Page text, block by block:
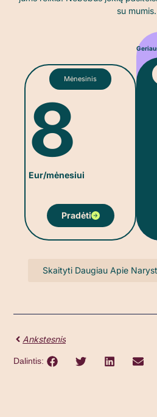
su mumis.
Mėnesinis
8
Eur/mėnesiui
Pradėti
Skaityti Daugiau Apie
Ankstesnis
Dalintis: